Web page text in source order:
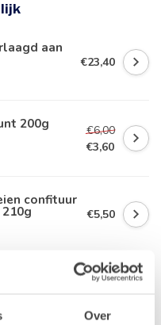
Over
aan
€23,40
200g
€6,00
€3,60
confituur
€5,50